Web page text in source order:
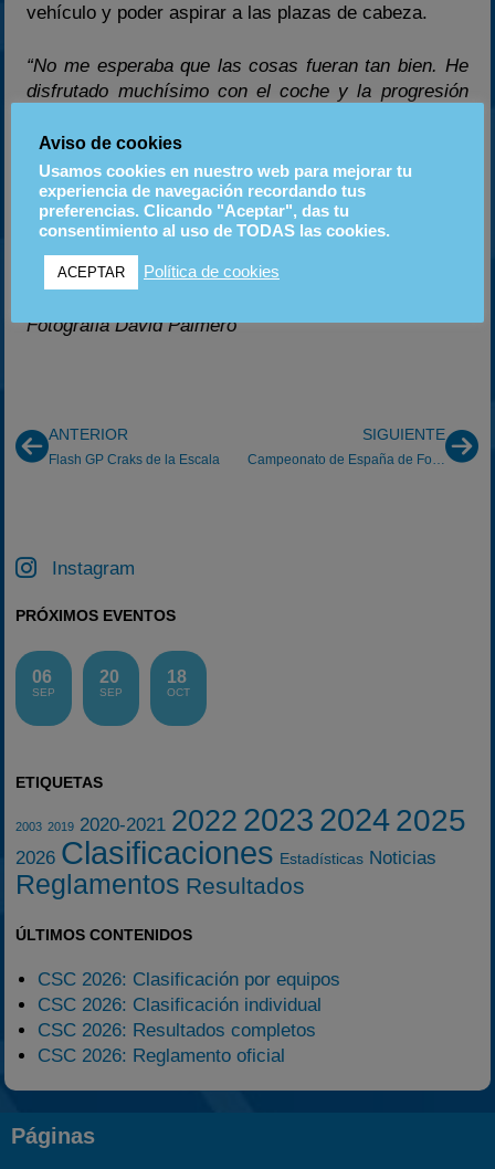
vehículo y poder aspirar a las plazas de cabeza.
“No me esperaba que las cosas fueran tan bien. He
disfrutado muchísimo con el coche y la progresión
equipo ha trabajado a la perfección y todo ha salido
según lo previsto. Con un poco más de rodaje creo
que podremos luchar por las posiciones de podio”
comentaba Jordi Martínez al acabar la jornada.
Comunicado de Prensa Monlau Competición
Fotografia David Palmero
ANTERIOR
Flash GP Craks de la Escala
SIGUIENTE
Instagram
PRÓXIMOS EVENTOS
06
SEP
20
SEP
18
OCT
ETIQUETAS
2003 2019 2020-2021 2022 2023 20242025
2026 Clasificaciones Estadísticas Noticias
Reglamentos Resultados
ÚLTIMOS CONTENIDOS
CSC 2026: Clasificación por equipos
CSC 2026: Clasificación individual
CSC 2026: Resultados completos
CSC 2026: Reglamento oficial
Páginas
Aviso de cookies
Usamos cookies en nuestro web para mejorar tu
experiencia de navegación recordando tus
preferencias. Clicando "Aceptar", das tu
consentimiento al uso de TODAS las cookies.
ACEPTAR Política de cookies